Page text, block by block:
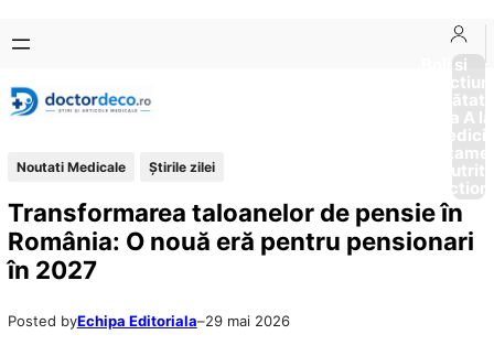
conținut
content
Boli si
Afectiuni
Sănătate
de la A
Noutati Medicale Știrile zilei
Transformarea taloanelor de pensie în
România: O nouă eră pentru pensionari
în 2027
Posted byEchipa Editoriala–29 mai 2026